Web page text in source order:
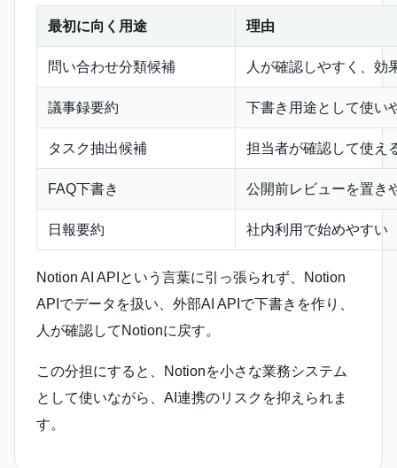
最初に向く用途 理由
問い合わせ分類候補 人が確認しやすく、効
議事録要約 下書き用途として使い
タスク抽出候補 担当者が確認して使え
FAQ下書き 公開前レビューを置き
日報要約 社内利用で始めやすい
Notion AI APIという言葉に引っ張られず、Notion
APIでデータを扱い、外部AI APIで下書きを作り、
人が確認してNotionに戻す。
この分担にすると、Notionを小さな業務システム
として使いながら、AI連携のリスクを抑えられま
す。